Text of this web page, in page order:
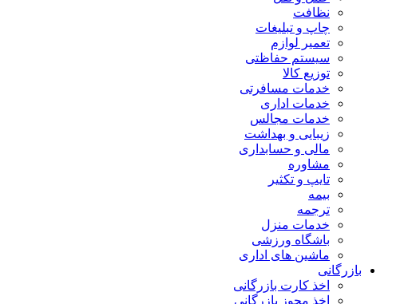
نظافت
چاپ و تبلیغات
تعمیر لوازم
سیستم حفاظتی
توزیع کالا
خدمات مسافرتی
خدمات اداری
خدمات مجالس
زیبایی و بهداشت
مالی و حسابداری
مشاوره
تایپ و تکثیر
بیمه
ترجمه
خدمات منزل
باشگاه ورزشی
ماشین های اداری
بازرگانی
اخذ کارت بازرگانی
اخذ مجوز بازرگانی